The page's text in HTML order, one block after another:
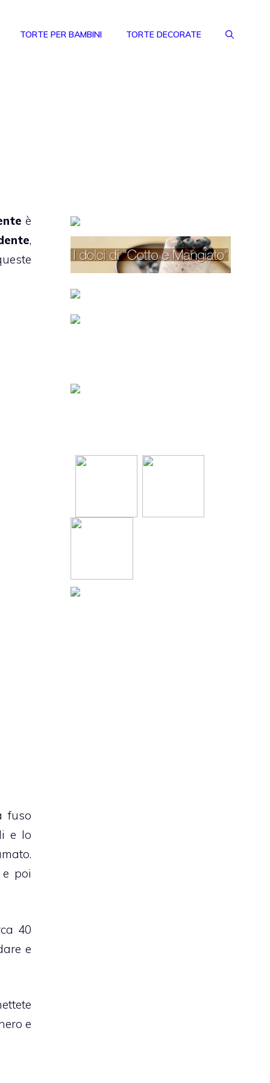
TORTE PER BAMBINI TORTE DECORATE
è
,
fuso
e lo
poi
40
e
e